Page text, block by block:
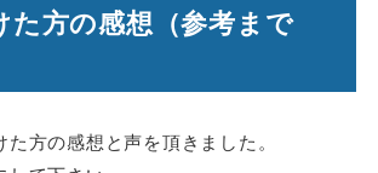
た方の感想（参考まで
方の感想と声を頂きました。